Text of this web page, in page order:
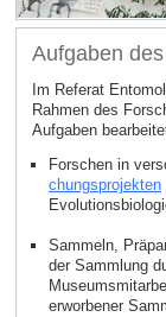
Aufgaben
Im Referat
Rahmen des
Aufgaben
Forschen in
chungsprojekten
Sammeln,
der Sammlung
erworbener